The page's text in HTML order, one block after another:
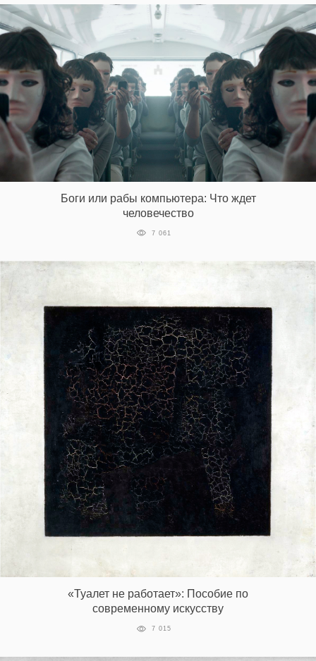
Боги или рабы компьютера: Что ждет
человечество
7 061
«Туалет не работает»: Пособие по
современному искусству
7 015